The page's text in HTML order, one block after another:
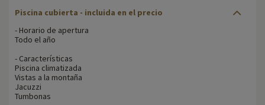
Piscina cubierta - incluida en el precio
- Horario de apertura
Todo el año
- Características
Piscina climatizada
Vistas a la montaña
Jacuzzi
Tumbonas